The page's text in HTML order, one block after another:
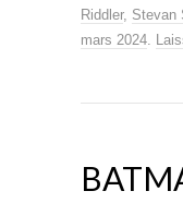
Riddler, Stevan
mars 2024.